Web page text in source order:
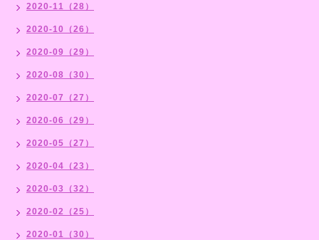
2020-11（28）
2020-10（26）
2020-09（29）
2020-08（30）
2020-07（27）
2020-06（29）
2020-05（27）
2020-04（23）
2020-03（32）
2020-02（25）
2020-01（30）